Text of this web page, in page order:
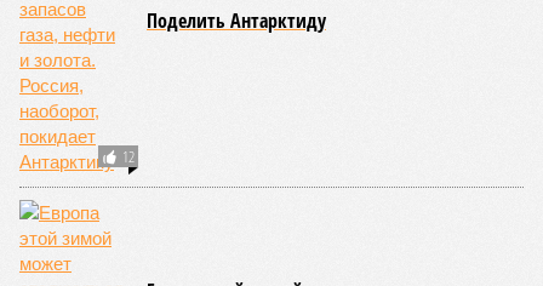
Новости smi2.ru